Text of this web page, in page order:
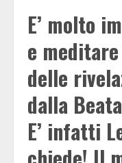
E’ molto
e
delle
dalla
E’ infatti